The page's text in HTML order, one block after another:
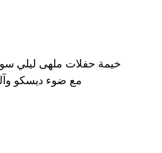
خيمة حفلات ملهى ليلي
مع ضوء ديسكو